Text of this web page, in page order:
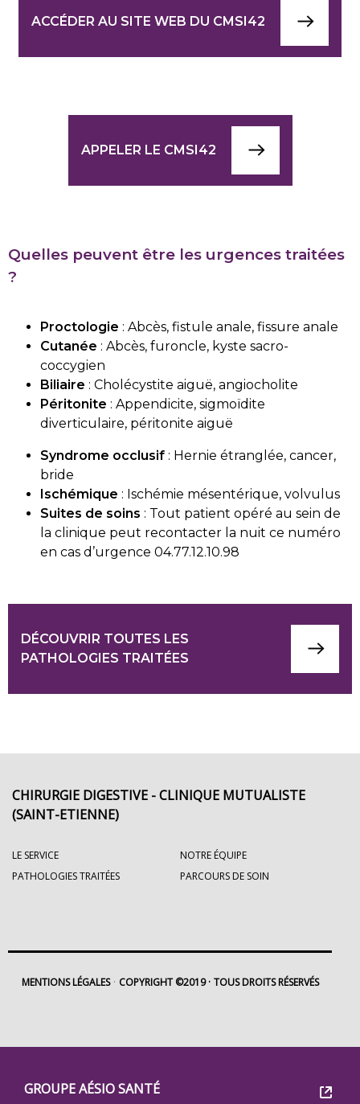
ACCÉDER AU SITE WEB DU CMSI42
APPELER LE CMSI42
Quelles peuvent être les urgences traitées
?
Proctologie : Abcès, fistule anale, fissure anale
Cutanée : Abcès, furoncle, kyste sacro-
coccygien
Biliaire : Cholécystite aiguë, angiocholite
Péritonite : Appendicite, sigmoïdite
diverticulaire, péritonite aiguë
Syndrome occlusif : Hernie étranglée, cancer,
bride
Ischémique : Ischémie mésentérique, volvulus
Suites de soins : Tout patient opéré au sein de
la clinique peut recontacter la nuit ce numéro
en cas d’urgence 04.77.12.10.98
DÉCOUVRIR TOUTES LES
PATHOLOGIES TRAITÉES
Groupe
GROUPE AÉSIO SANTÉ
CHIRURGIE DIGESTIVE - CLINIQUE MUTUALISTE
(SAINT-ETIENNE)
LE SERVICE
NOTRE ÉQUIPE
PATHOLOGIES TRAITÉES
PARCOURS DE SOIN
MENTIONS LÉGALES COPYRIGHT ©2019 TOUS DROITS RÉSERVÉS